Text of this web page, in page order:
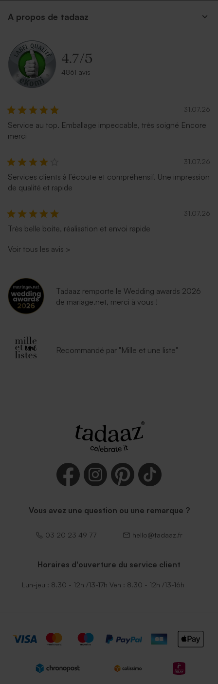
Enveloppe carrée argent
Enveloppe brune
Enveloppe naissance
Enveloppe naissance
lavande
A propos de tadaaz
4.7/5
4861 avis
31.07.26
Service au top. Emballage impeccable, très soigné Encore
merci
31.07.26
Services clients à l’écoute et compréhensif. Une impression
de qualité et rapide
31.07.26
Très belle boite, réalisation et envoi rapide
Voir tous les avis >
Tadaaz remporte le Wedding awards 2026
de mariage.net, merci à vous !
Recommandé par "Mille et une liste"
Vous avez une question ou une remarque ?
03 20 23 49 77 hello@tadaaz.fr
Horaires d'ouverture du service client
Lun-jeu : 8.30 - 12h /13-17h Ven : 8.30 - 12h /13-16h